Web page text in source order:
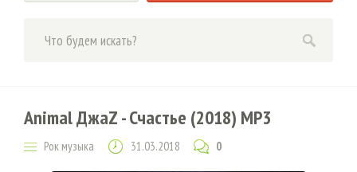
Animal ДжаZ - Счастье (2018) MP3
Рок музыка 31.03.2018 0